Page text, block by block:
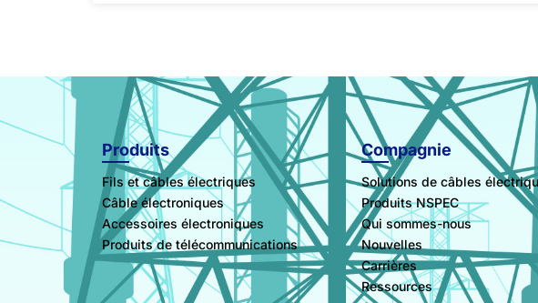
Produits
Fils et câbles électriques
Câble électroniques
Accessoires électroniques
Produits de télécommunications
Compagnie
Solutions de câbles
Produits NSPEC
Qui sommes-nous
Nouvelles
Carrières
Ressources